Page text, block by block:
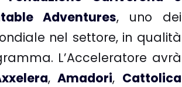
Adventures, uno dei
nel settore, in qualità
L’Acceleratore avrà
,Amadori, Cattolica